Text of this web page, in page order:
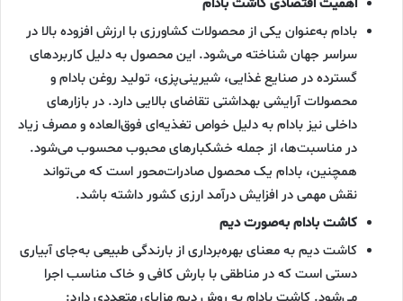
بادام به‌عنوان یکی از محصولات کشاورزی با ارزش افزوده بالا در
سراسر جهان شناخته می‌شود. این محصول به دلیل کاربردهای
گسترده در صنایع غذایی، شیرینی‌پزی، تولید روغن بادام و
محصولات آرایشی بهداشتی تقاضای بالایی دارد. در بازارهای
داخلی نیز بادام به دلیل خواص تغذیه‌ای فوق‌العاده و مصرف زیاد
در مناسبت‌ها، از جمله خشکبارهای محبوب محسوب می‌شود.
همچنین، بادام یک محصول صادرات‌محور است که می‌تواند
نقش مهمی در افزایش درآمد ارزی کشور داشته باشد.
کاشت بادام به‌صورت دیم
کاشت دیم به معنای بهره‌برداری از بارندگی طبیعی به‌جای آبیاری
دستی است که در مناطقی با بارش کافی و خاک مناسب اجرا